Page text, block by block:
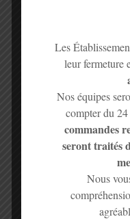
Joindre une ou
Les
leur fermeture
Nos équipes
compter du 24
commandes
seront traités
Nous